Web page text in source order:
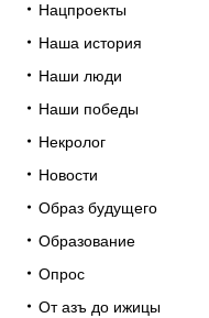
Нацпроекты
Наша история
Наши люди
Наши победы
Некролог
Новости
Образ будущего
Образование
Опрос
От азъ до ижицы